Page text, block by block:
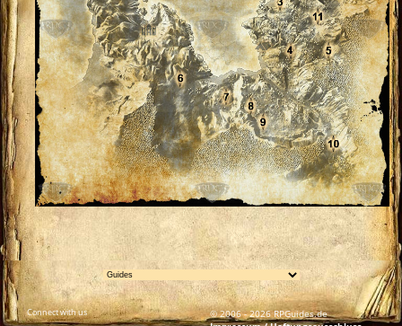
Connect with us
© 2006 - 2026 RPGuides.de